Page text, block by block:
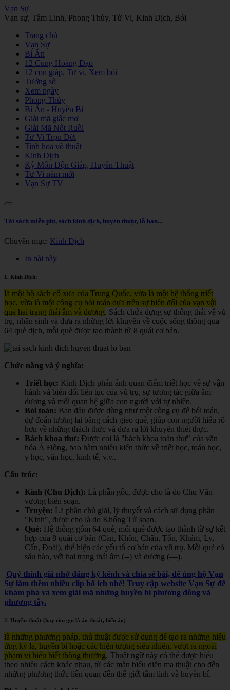
Vạn Sự
Vạn sự, Tâm Linh, Phong Thủy, Tử Vi, Kinh Dịch, Bói
Trang chủ
Vạn Sự
Bí Ẩn
12 Cung Hoàng Đạo
12 con giáp, Tử vi, Xem bói
Tướng số
Xem ngày
Phong Thủy
Bí Ẩn - Huyền Bí
Giải mã giấc mơ
Giải Mã Nốt Ruồi
Tử Vi Trọn Đời
Tinh hoa võ thuật
Kinh Dịch
Kỳ Môn Độn Giáp, Huyền Thuật
Tử Vi năm mới
Vạn Sự TV
Tải sách miễn phí, sách kinh dịch, huyền thuật, lỗ ban...
Chuyên mục: Kinh Dịch
In bài này
1. Kinh Dịch:
là một bộ sách cổ xưa của Trung Quốc, vừa là một hệ thống triết
học, vừa là một công cụ bói toán dựa trên sự biến đổi của vạn vật
qua hai trạng thái âm và dương. Sách chứa đựng sự thông thái về vũ
trụ, nhân sinh và đưa ra những lời khuyên về cuộc sống thông qua
64 quẻ dịch, mỗi quẻ được tạo thành từ 8 quái cơ bản.
Chức năng và ý nghĩa:
Triết học: Kinh Dịch phản ánh quan điểm triết học về sự vận
hành và biến đổi liên tục của vũ trụ, sự tương tác giữa âm
dương và mối quan hệ giữa con người với tự nhiên.
Bói toán: Ban đầu được dùng như một công cụ để bói toán,
dự đoán tương lai bằng cách gieo quẻ, giúp con người hiểu rõ
hơn về những thách thức và đưa ra lời khuyên thiết thực.
Bách khoa thư: Được coi là "bách khoa toàn thư" của văn
hóa Á Đông, bao hàm nhiều kiến thức về triết học, toán học,
y học, văn học, kinh tế, v.v..
Cấu trúc:
Kinh (Chu Dịch): Là phần gốc, được cho là do Chu Văn
vương biên soạn.
Truyện: Là phần chú giải, lý thuyết và cách sử dụng phần
"Kinh", được cho là do Khổng Tử soạn.
Quẻ: Hệ thống gồm 64 quẻ, mỗi quẻ được tạo thành từ sự kết
hợp của 8 quái cơ bản (Càn, Khôn, Chấn, Tốn, Khảm, Ly,
Cấn, Đoài), thể hiện các yếu tố cơ bản của vũ trụ. Mỗi quẻ có
sáu hào, với hai trạng thái âm (--) và dương (—).
Quý thính giả nhớ đăng ký kênh và chia sẻ bài, để ủng hộ Vạn
Sự làm thêm nhiều clip bổ ích nhé! Truy cập website Vạn Sự để
khám phá và xem giải mã những huyền bí phương đông và
phương tây.
2. Huyền thuật (hay còn gọi là ảo thuật, biến ảo)
là những phương pháp, thủ thuật được sử dụng để tạo ra những hiệu
ứng kỳ lạ, huyền bí hoặc các hiện tượng siêu nhiên, vượt ra ngoài
phạm vi hiểu biết thông thường. Thuật ngữ này có thể được hiểu
theo nhiều cách khác nhau, từ các màn biểu diễn ma thuật cho đến
những phương thức liên quan đến thế giới tâm linh và huyền bí.